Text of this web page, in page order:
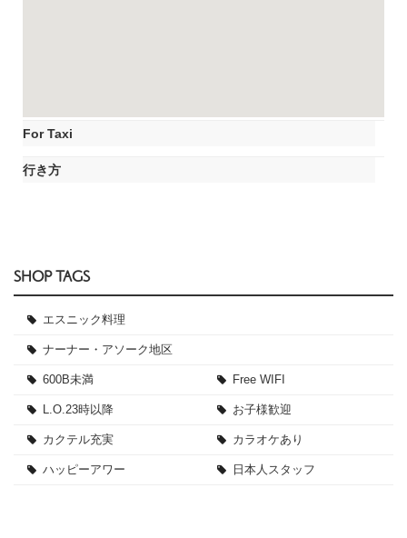
For Taxi
行き方
SHOP TAGS
エスニック料理
ナーナー・アソーク地区
600B未満 Free WIFI
L.O.23時以降 お子様歓迎
カクテル充実 カラオケあり
ハッピーアワー 日本人スタッフ